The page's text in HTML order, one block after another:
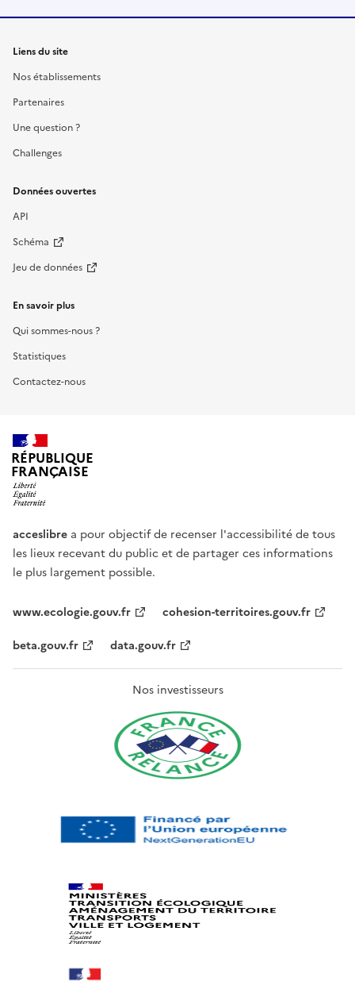
Liens du site
Nos établissements
Partenaires
Une question ?
Challenges
Données ouvertes
API
Schéma
Jeu de données
En savoir plus
Qui sommes-nous ?
Statistiques
Contactez-nous
RÉPUBLIQUE
FRANÇAISE
acceslibre a pour objectif de recenser l'accessibilité de tous
les lieux recevant du public et de partager ces informations
le plus largement possible.
www.ecologie.gouv.fr
cohesion-territoires.gouv.fr
beta.gouv.fr
data.gouv.fr
Nos investisseurs